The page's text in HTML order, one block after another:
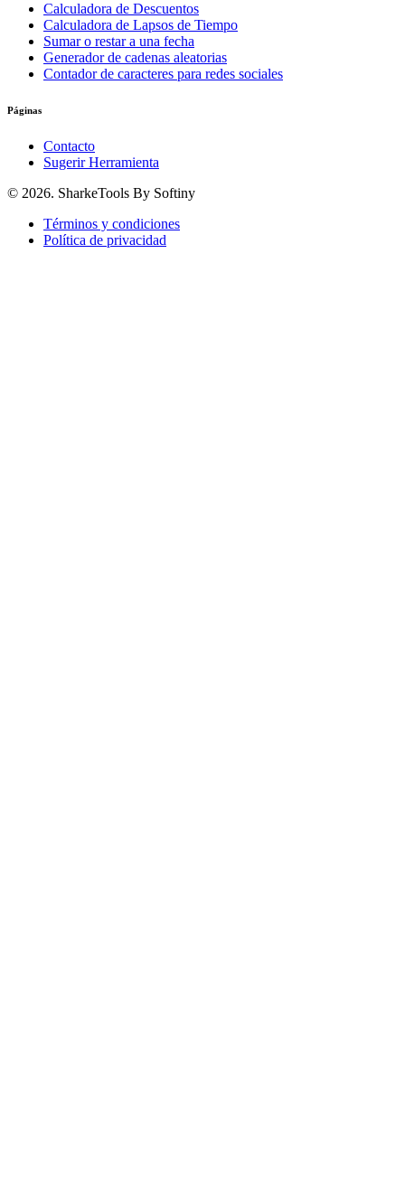
Calculadora de Descuentos
Calculadora de Lapsos de Tiempo
Sumar o restar a una fecha
Generador de cadenas aleatorias
Contador de caracteres para redes sociales
Páginas
Contacto
Sugerir Herramienta
© 2026. SharkeTools By Softiny
Términos y condiciones
Política de privacidad